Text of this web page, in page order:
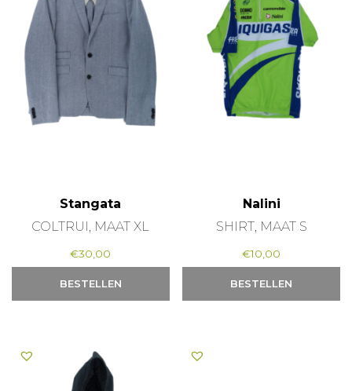
Stangata
COLTRUI, MAAT XL
€30,00
BESTELLEN
Nalini
SHIRT, MAAT S
€10,00
BESTELLEN